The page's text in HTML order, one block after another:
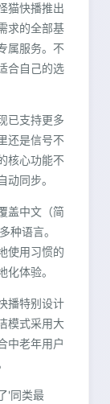
猫快播推出
求的全部基
属服务。不
合自己的选
已支持更多
还是信号不
核心功能不
同步。
盖中文（简
种语言。
使用习惯的
体验。
播特别设计
模式采用大
中老年用户
'同类最